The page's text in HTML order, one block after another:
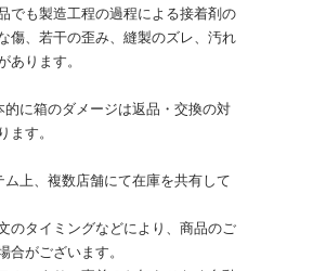
でも製造工程の過程による接着剤の
傷、若干の歪み、縫製のズレ、汚れ
あります。
的に箱のダメージは返品・交換の対
ます。
ム上、複数店舗にて在庫を共有して
のタイミングなどにより、商品のご
合がございます。